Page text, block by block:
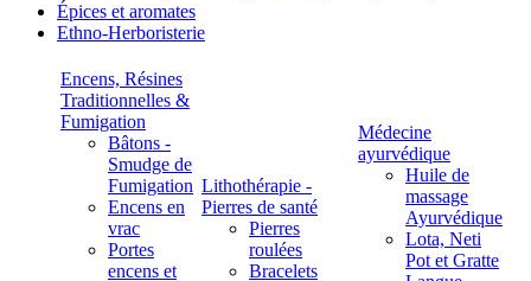
Épices et aromates
Ethno-Herboristerie
Encens, Résines
Traditionnelles &
Fumigation
Bâtons -
Smudge de
Fumigation
Encens en
vrac
Portes
encens et
Lithothérapie -
Pierres de santé
Pierres
roulées
Bracelets
Médecine
ayurvédique
Huile de
massage
Ayurvédique
Lota, Neti
Pot et Gratte